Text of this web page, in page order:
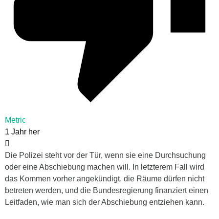
Metric
1 Jahr her
Die Polizei steht vor der Tür, wenn sie eine Durchsuchung
oder eine Abschiebung machen will. In letzterem Fall wird
das Kommen vorher angekündigt, die Räume dürfen nicht
betreten werden, und die Bundesregierung finanziert einen
Leitfaden, wie man sich der Abschiebung entziehen kann.